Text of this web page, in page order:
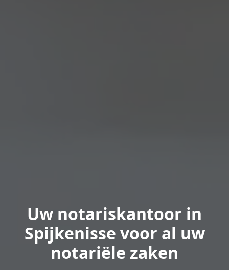
Uw notariskantoor in
Spijkenisse voor al uw
notariële zaken